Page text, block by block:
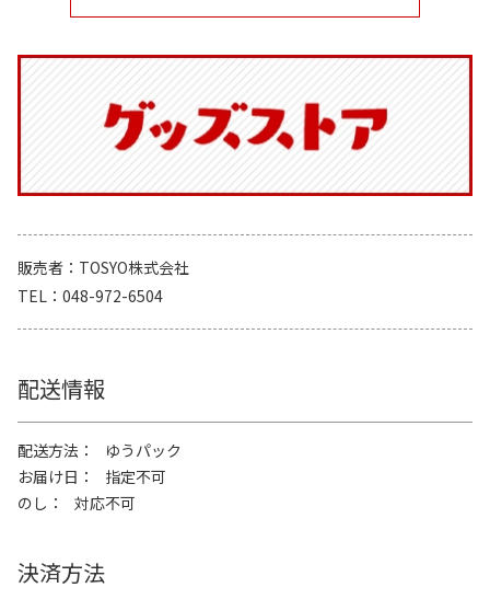
販売者
TOSYO株式会社
TEL
048-972-6504
配送情報
配送方法
ゆうパック
お届け日
指定不可
のし
対応不可
決済方法